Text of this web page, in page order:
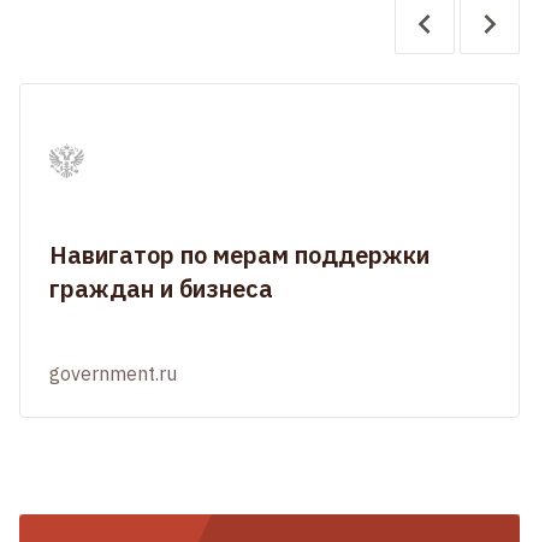
Навигатор по мерам поддержки
граждан и бизнеса
government.ru